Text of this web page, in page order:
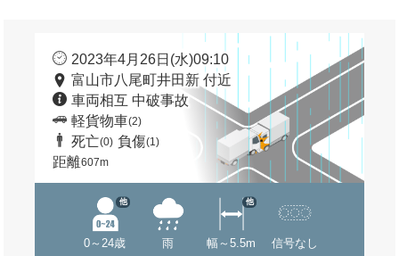
2023年4月26日(水)09:10
富山市八尾町井田新 付近
車両相互 中破事故
軽貨物車(2)
死亡(0) 負傷(1)
距離607m
0～24歳
他
雨 幅～5.5m
他
信号なし